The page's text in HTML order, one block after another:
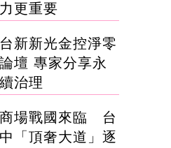
力更重要
台新新光金控淨零
論壇 專家分享永
續治理
商場戰國來臨 台
中「頂奢大道」逐